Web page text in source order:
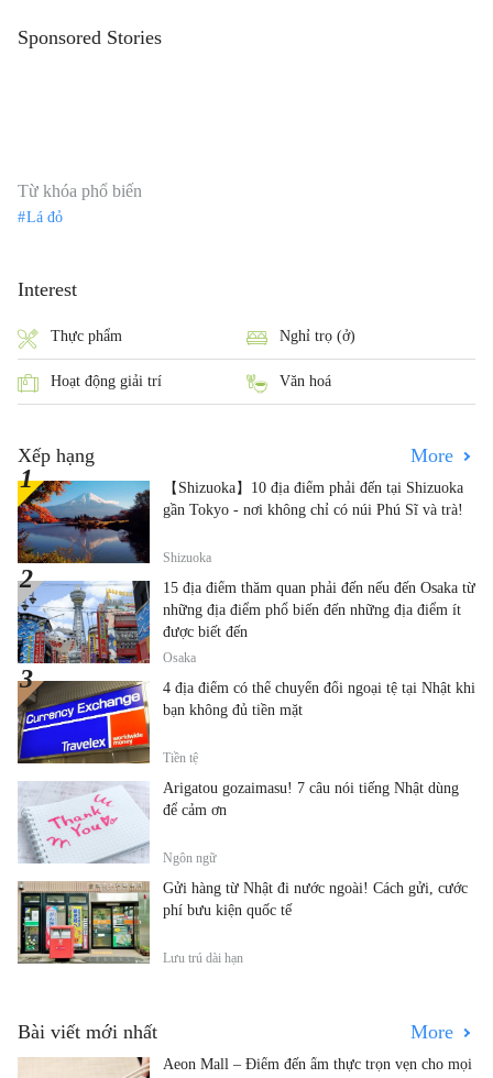
Sponsored Stories
Từ khóa phổ biến
Lá đỏ
Interest
Thực phẩm Nghỉ trọ (ở)
Hoạt động giải trí Văn hoá
Xếp hạng More
【Shizuoka】10 địa điểm phải đến tại Shizuoka
gần Tokyo - nơi không chỉ có núi Phú Sĩ và trà!
Shizuoka
15 địa điểm thăm quan phải đến nếu đến Osaka từ
những địa điểm phổ biến đến những địa điểm ít
được biết đến
Osaka
4 địa điểm có thể chuyển đổi ngoại tệ tại Nhật khi
bạn không đủ tiền mặt
Tiền tệ
Arigatou gozaimasu! 7 câu nói tiếng Nhật dùng
để cảm ơn
Ngôn ngữ
Gửi hàng từ Nhật đi nước ngoài! Cách gửi, cước
phí bưu kiện quốc tế
Lưu trú dài hạn
Bài viết mới nhất More
Aeon Mall – Điểm đến ẩm thực trọn vẹn cho mọi